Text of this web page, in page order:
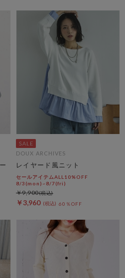
DOUX ARCHIVES
レイヤード風ニット
セールアイテムALL10%OFF
8/3(mon)~8/7(fri)
￥3,960 60％OFF
￥9,900